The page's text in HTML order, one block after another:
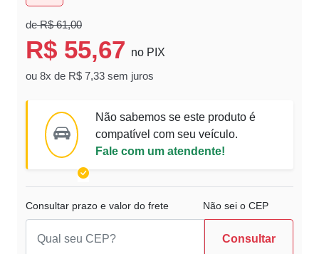
deR$ 61,00
R$ 55,67 no PIX
ou 8x de R$ 7,33 sem juros
Não sabemos se este produto é
compatível com seu veículo.
Fale com um atendente!
Consultar prazo e valor do frete Não sei o CEP
Consultar